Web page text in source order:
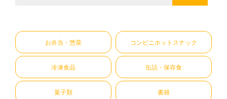
お弁当・惣菜 コンビニホットスナック
冷凍食品 缶詰・保存食
菓子類 書籍